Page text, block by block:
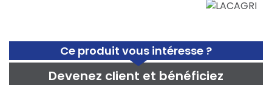
Ce produit vous intéresse ?
Devenez client et bénéficiez